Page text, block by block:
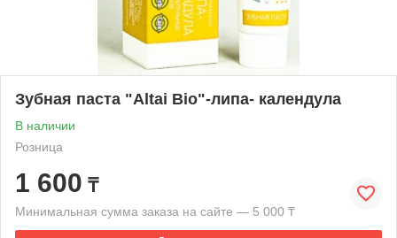
Зубная паста "Altai Bio"-липа- календула
В наличии
Розница
1 600 ₸
Минимальная сумма заказа на сайте — 5 000 ₸